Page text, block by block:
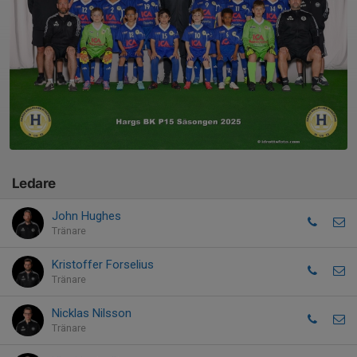
Ledare
John Hughes
Tränare
Kristoffer Forselius
Tränare
Nicklas Nilsson
Tränare